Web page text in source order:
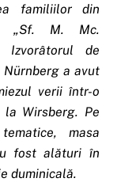
familiilor din
„Sf. M. Mc.
Izvorâtorul de
Nürnberg a avut
verii într-o
la Wirsberg. Pe
masa
fost alături în
duminicală.